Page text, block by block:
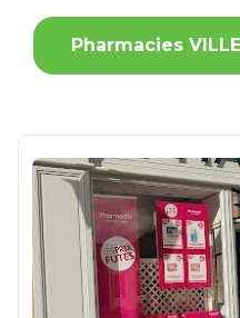
Pharmacies